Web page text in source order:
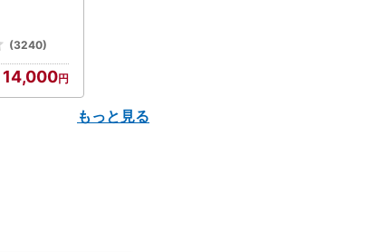
域：離島
】
(3240)
14,000
もっと見る